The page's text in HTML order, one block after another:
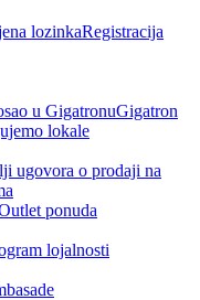
lozinkaRegistracija
u GigatronuGigatron
lokale
ugovora o prodaji na
ponuda
lojalnosti